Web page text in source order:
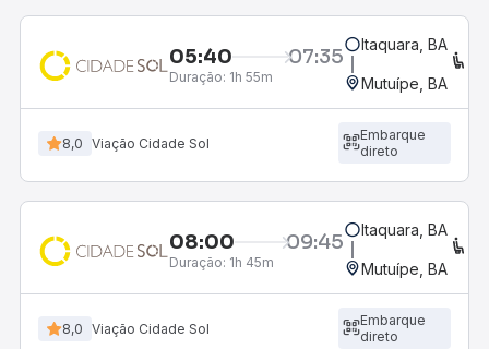
05:40 07:35
Duração: 1h 55m
Itaquara, BA
Mutuípe, BA
8,0 Viação Cidade Sol
Embarque
direto
08:00 09:45
Duração: 1h 45m
Itaquara, BA
Mutuípe, BA
8,0 Viação Cidade Sol
Embarque
direto